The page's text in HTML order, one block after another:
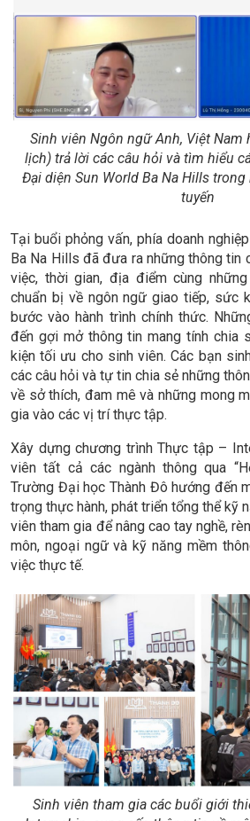
Sinh viên Ngôn ngữ Anh, Việt Nam
lịch) trả lời các câu hỏi và tìm hiểu
Đại diện Sun World Ba Na Hills
tuyến
Tại buổi phỏng vấn, phía doanh
Ba Na Hills đã đưa ra những thông tin
việc, thời gian, địa điểm cùng
chuẩn bị về ngôn ngữ giao tiếp, sức
bước vào hành trình chính thức.
đến gợi mở thông tin mang tính chia
kiện tối ưu cho sinh viên. Các bạn
các câu hỏi và tự tin chia sẻ những
về sở thích, đam mê và những mong
gia vào các vị trí thực tập.
Xây dựng chương trình Thực tập –
viên tất cả các ngành thông qua
Trường Đại học Thành Đô hướng đến
trọng thực hành, phát triển tổng thể kỹ
viên tham gia để nâng cao tay nghề,
môn, ngoại ngữ và kỹ năng mềm
việc thực tế.
Sinh viên tham gia các buổi giới